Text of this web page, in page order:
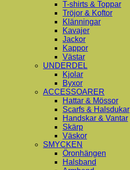
T-shirts & Toppar
Tröjor & Koftor
Klänningar
Kavajer
Jackor
Kappor
Västar
UNDERDEL
Kjolar
Byxor
ACCESSOARER
Hattar & Mössor
Scarfs & Halsdukar
Handskar & Vantar
Skärp
Väskor
SMYCKEN
Öronhängen
Halsband